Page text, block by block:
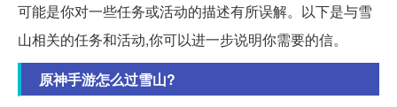
可能是你对一些任务或活动的描述有所误解。以下是与雪
山相关的任务和活动,你可以进一步说明你需要的信。
原神手游怎么过雪山?